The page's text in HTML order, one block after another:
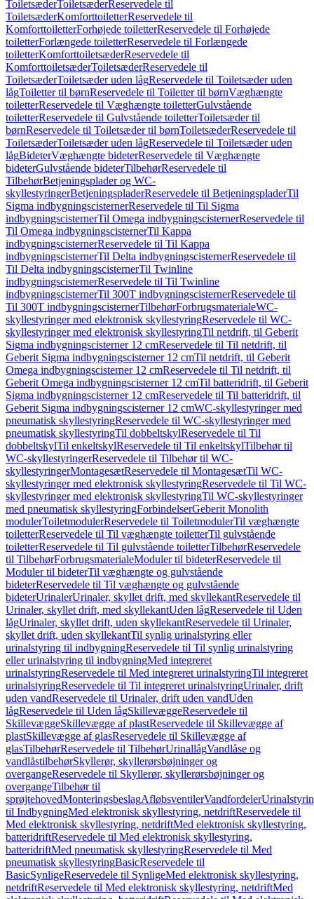
ToiletsæderToiletsæderReservedele til
ToiletsæderKomforttoiletterReservedele til
KomforttoiletterForhøjede toiletterReservedele til Forhøjede
toiletterForlængede toiletterReservedele til Forlængede
toiletterKomforttoiletsæderReservedele til
KomforttoiletsæderToiletsæderReservedele til
ToiletsæderToiletsæder uden lågReservedele til Toiletsæder uden
lågToiletter til børnReservedele til Toiletter til børnVæghængte
toiletterReservedele til Væghængte toiletterGulvstående
toiletterReservedele til Gulvstående toiletterToiletsæder til
børnReservedele til Toiletsæder til børnToiletsæderReservedele til
ToiletsæderToiletsæder uden lågReservedele til Toiletsæder uden
lågBideterVæghængte bideterReservedele til Væghængte
bideterGulvstående bideterTilbehørReservedele til
TilbehørBetjeningsplader og WC-
skyllestyringerBetjeningspladerReservedele til BetjeningspladerTil
Sigma indbygningscisternerReservedele til Til Sigma
indbygningscisternerTil Omega indbygningscisternerReservedele til
Til Omega indbygningscisternerTil Kappa
indbygningscisternerReservedele til Til Kappa
indbygningscisternerTil Delta indbygningscisternerReservedele til
Til Delta indbygningscisternerTil Twinline
indbygningscisternerReservedele til Til Twinline
indbygningscisternerTil 300T indbygningscisternerReservedele til
Til 300T indbygningscisternerTilbehørForbrugsmaterialeWC-
skyllestyringer med elektronisk skyllestyringReservedele til WC-
skyllestyringer med elektronisk skyllestyringTil netdrift, til Geberit
Sigma indbygningscisterner 12 cmReservedele til Til netdrift, til
Geberit Sigma indbygningscisterner 12 cmTil netdrift, til Geberit
Omega indbygningscisterner 12 cmReservedele til Til netdrift, til
Geberit Omega indbygningscisterner 12 cmTil batteridrift, til Geberit
Sigma indbygningscisterner 12 cmReservedele til Til batteridrift, til
Geberit Sigma indbygningscisterner 12 cmWC-skyllestyringer med
pneumatisk skyllestyringReservedele til WC-skyllestyringer med
pneumatisk skyllestyringTil dobbeltskylReservedele til Til
dobbeltskylTil enkeltskylReservedele til Til enkeltskylTilbehør til
WC-skyllestyringerReservedele til Tilbehør til WC-
skyllestyringerMontagesætReservedele til MontagesætTil WC-
skyllestyringer med elektronisk skyllestyringReservedele til Til WC-
skyllestyringer med elektronisk skyllestyringTil WC-skyllestyringer
med pneumatisk skyllestyringForbindelserGeberit Monolith
modulerToiletmodulerReservedele til ToiletmodulerTil væghængte
toiletterReservedele til Til væghængte toiletterTil gulvstående
toiletterReservedele til Til gulvstående toiletterTilbehørReservedele
til TilbehørForbrugsmaterialeModuler til bideterReservedele til
Moduler til bideterTil væghængte og gulvstående
bideterReservedele til Til væghængte og gulvstående
bideterUrinalerUrinaler, skyllet drift, med skyllekantReservedele til
Urinaler, skyllet drift, med skyllekantUden lågReservedele til Uden
lågUrinaler, skyllet drift, uden skyllekantReservedele til Urinaler,
skyllet drift, uden skyllekantTil synlig urinalstyring eller
urinalstyring til indbygningReservedele til Til synlig urinalstyring
eller urinalstyring til indbygningMed integreret
urinalstyringReservedele til Med integreret urinalstyringTil integreret
urinalstyringReservedele til Til integreret urinalstyringUrinaler, drift
uden vandReservedele til Urinaler, drift uden vandUden
lågReservedele til Uden lågSkillevæggeReservedele til
SkillevæggeSkillevægge af plastReservedele til Skillevægge af
plastSkillevægge af glasReservedele til Skillevægge af
glasTilbehørReservedele til TilbehørUrinallågVandlåse og
vandlåstilbehørSkyllerør, skyllerørsbøjninger og
overgangeReservedele til Skyllerør, skyllerørsbøjninger og
overgangeTilbehør til
sprøjtehovedMonteringsbeslagAfløbsventilerVandfordeler
til IndbygningMed elektronisk skyllestyring, netdriftReservedele til
Med elektronisk skyllestyring, netdriftMed elektronisk skyllestyring,
batteridriftReservedele til Med elektronisk skyllestyring,
batteridriftMed pneumatisk skyllestyringReservedele til Med
pneumatisk skyllestyringBasicReservedele til
BasicSynligeReservedele til SynligeMed elektronisk skyllestyring,
netdriftReservedele til Med elektronisk skyllestyring, netdriftMed